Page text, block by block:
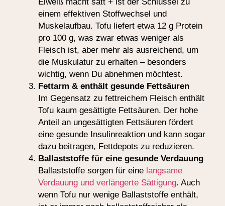
einem effektiven Stoffwechsel und
Muskelaufbau. Tofu liefert etwa 12 g Protein
pro 100 g, was zwar etwas weniger als
Fleisch ist, aber mehr als ausreichend, um
die Muskulatur zu erhalten – besonders
wichtig, wenn Du abnehmen möchtest.
Fettarm & enthält gesunde Fettsäuren
Im Gegensatz zu fettreichem Fleisch enthält
Tofu kaum gesättigte Fettsäuren. Der hohe
Anteil an ungesättigten Fettsäuren fördert
eine gesunde Insulinreaktion und kann sogar
dazu beitragen, Fettdepots zu reduzieren.
Ballaststoffe für eine gesunde Verdauung
Ballaststoffe sorgen für eine langsame
Verdauung und verlängerte Sättigung. Auch
wenn Tofu nur wenige Ballaststoffe enthält,